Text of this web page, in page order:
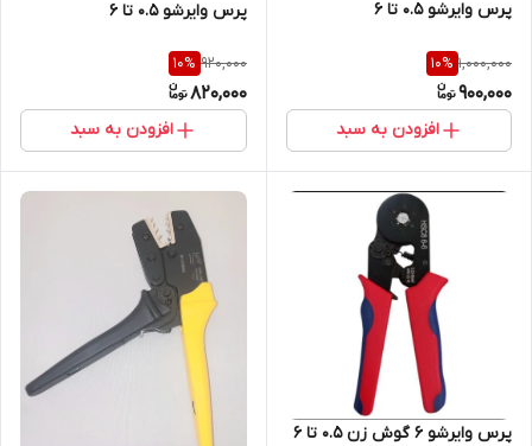
پرس وایرشو ۰.۵ تا ۶
1,000,000
10%
900,000
افزودن به سبد
پرس وایرشو ۰.۵ تا ۶
920,000
10%
820,000
افزودن به سبد
پرس وایرشو ۶ گوش زن ۰.۵ تا ۶